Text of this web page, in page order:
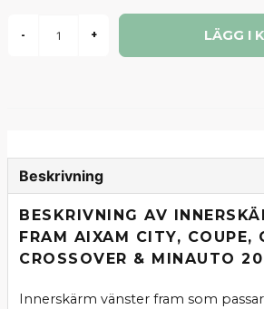
- + LÄGG I
Beskrivning
BESKRIVNING AV
FRAM AIXAM CITY, COUPE,
CROSSOVER & MINAUTO
Innerskärm vänster fram som